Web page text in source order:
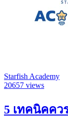
Starfish Academy
20657 views
5 เทคนิคคว